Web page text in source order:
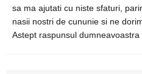
sa ma ajutati cu niste sfaturi,
nasii nostri de cununie si ne
Astept raspunsul dumneavoastra